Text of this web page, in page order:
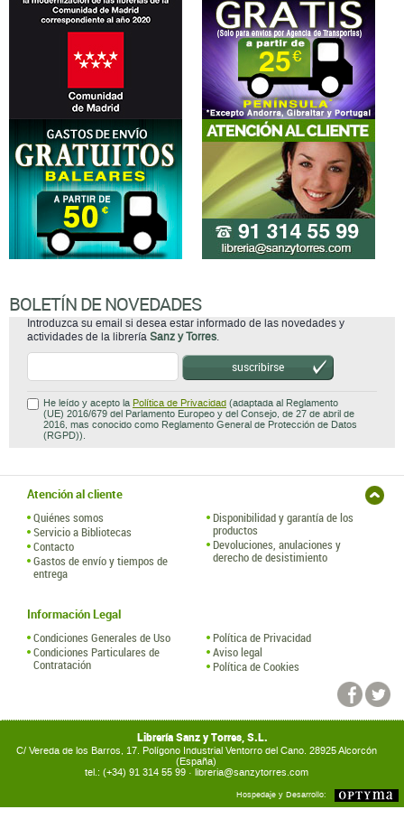
BOLETÍN DE NOVEDADES
Introduzca su email si desea estar informado de las novedades y
actividades de la librería Sanz y Torres.
suscribirse
He leído y acepto la Política de Privacidad (adaptada al Reglamento
(UE) 2016/679 del Parlamento Europeo y del Consejo, de 27 de abril de
2016, mas conocido como Reglamento General de Protección de Datos
(RGPD)).
Atención al cliente
Quiénes somos
Servicio a Bibliotecas
Contacto
Gastos de envío y tiempos de
entrega
Disponibilidad y garantía de los
productos
Devoluciones, anulaciones y
derecho de desistimiento
Información Legal
Condiciones Generales de Uso
Condiciones Particulares de
Contratación
Política de Privacidad
Aviso legal
Política de Cookies
Librería Sanz y Torres, S.L.
C/ Vereda de los Barros, 17. Polígono Industrial Ventorro del Cano. 28925 Alcorcón
(España)
tel.: (+34) 91 314 55 99 · libreria@sanzytorres.com
Hospedaje y Desarrollo: